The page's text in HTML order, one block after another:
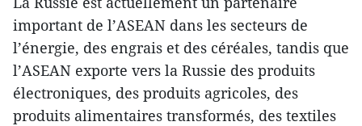
important de l’ASEAN dans les secteurs de
l’énergie, des engrais et des céréales, tandis que
l’ASEAN exporte vers la Russie des produits
électroniques, des produits agricoles, des
produits alimentaires transformés, des textiles